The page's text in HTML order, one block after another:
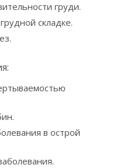
груди.
складке.
в острой